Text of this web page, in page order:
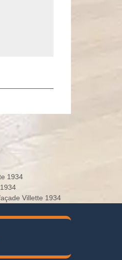
Entreprise de pose de parquet Villette 1934
Carreleur pose de carrelage Villette 1934
Artisan nettoyage et ravalement de façade Villette 1934